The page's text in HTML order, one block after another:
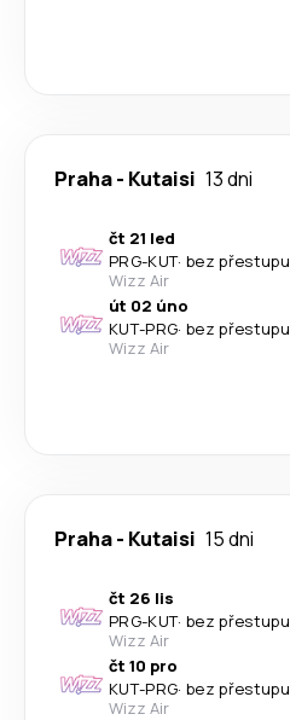
Praha- Kutaisi 13 dni
čt 21 led
PRG-KUT· bez přestupu
Wizz Air
út 02 úno
KUT-PRG· bez přestupu
Wizz Air
Praha- Kutaisi 15 dni
čt 26 lis
PRG-KUT· bez přestupu
Wizz Air
čt 10 pro
KUT-PRG· bez přestupu
Wizz Air